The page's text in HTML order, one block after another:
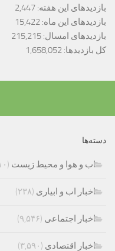
بازدیدهای این هفته: 2,447
بازدیدهای این ماه: 15,422
بازدیدهای امسال: 215,215
کل بازدیدها: 1,658,052
دسته‌ها
اب و هوا و محیط زیست (۶۱۰)
اخبار اب و ابیاری (۲۳۸)
اخبار اجتماعی (۹,۵۴۶)
اخبار اقتصادی (۳,۵۹۰)